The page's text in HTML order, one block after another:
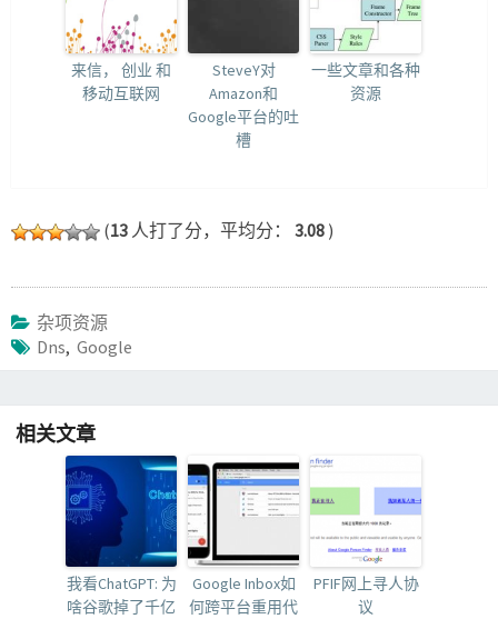
来信， 创业 和
移动互联网
SteveY对
Amazon和
Google平台的吐
槽
一些文章和各种
资源
(13 人打了分，平均分： 3.08 )
杂项资源
Dns, Google
相关文章
我看ChatGPT: 为
啥谷歌掉了千亿
Google Inbox如
何跨平台重用代
PFIF网上寻人协
议